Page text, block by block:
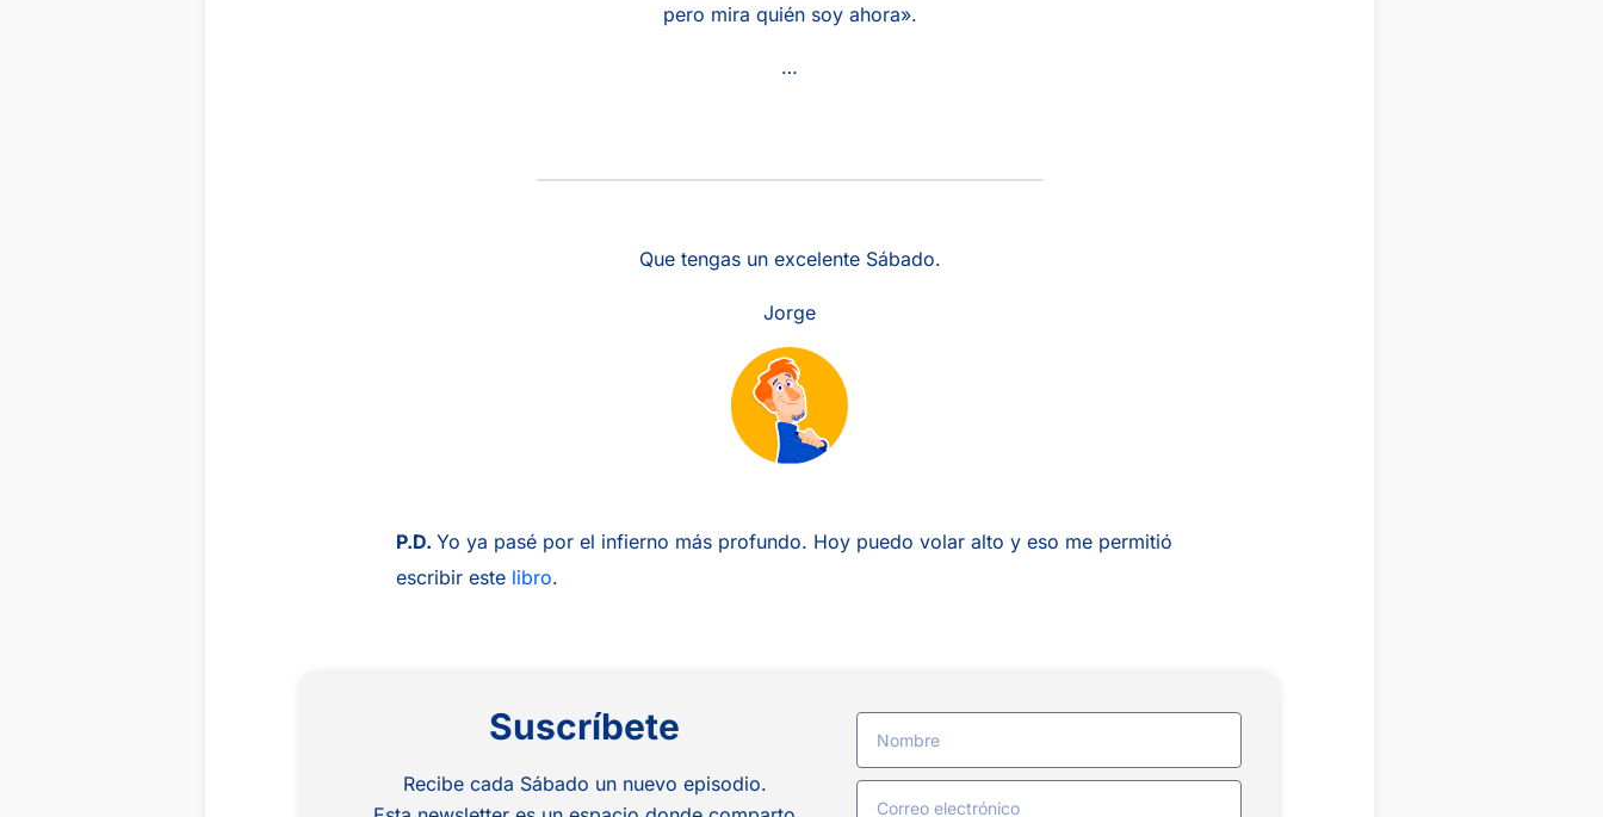
pero mira quién soy ahora».
…
Que tengas un excelente Sábado.
Jorge
P.D. Yo ya pasé por el infierno más profundo. Hoy puedo volar alto y eso me permitió
escribir este libro.
Suscríbete
Recibe cada Sábado un nuevo episodio.